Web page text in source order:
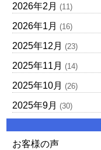
2026年2月 (11)
2026年1月 (16)
2025年12月 (23)
2025年11月 (14)
2025年10月 (26)
2025年9月 (30)
お客様の声